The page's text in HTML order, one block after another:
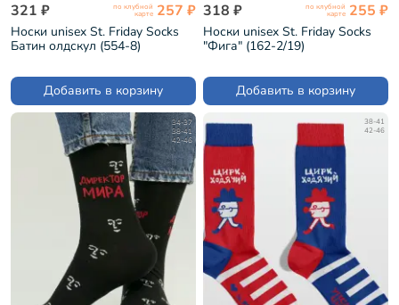
321 ₽ по клубной
карте 257 ₽
Носки unisex St. Friday Socks
Батин олдскул (554-8)
Добавить в корзину
318 ₽ по клубной
карте 255 ₽
Носки unisex St. Friday Socks
"Фига" (162-2/19)
Добавить в корзину
34-37
38-41
42-46
38-41
42-46